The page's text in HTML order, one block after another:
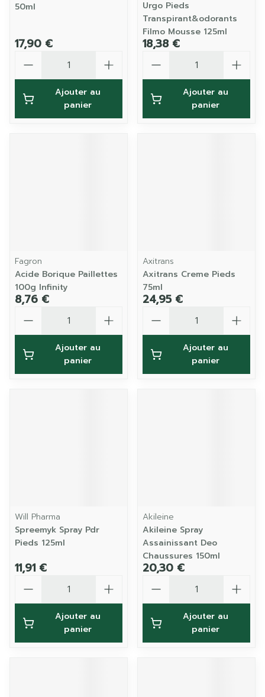
50ml
17,90 €
Ajouter au
panier
Urgo Pieds
Transpirant&odorants
Filmo Mousse 125ml
18,38 €
Ajouter au
panier
Fagron
Acide Borique Paillettes
100g Infinity
8,76 €
Ajouter au
panier
Axitrans
Axitrans Creme Pieds
75ml
24,95 €
Ajouter au
panier
Will Pharma
Spreemyk Spray Pdr
Pieds 125ml
11,91 €
Ajouter au
panier
Akileine
Akileine Spray
Assainissant Deo
Chaussures 150ml
20,30 €
Ajouter au
panier